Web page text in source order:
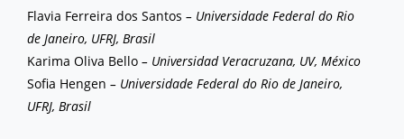
Flavia Ferreira dos Santos – Universidade Federal do Rio
de Janeiro, UFRJ, Brasil
Karima Oliva Bello – Universidad Veracruzana, UV, México
Sofia Hengen – Universidade Federal do Rio de Janeiro,
UFRJ, Brasil